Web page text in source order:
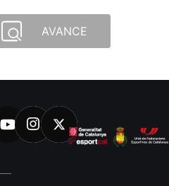
AVANCE